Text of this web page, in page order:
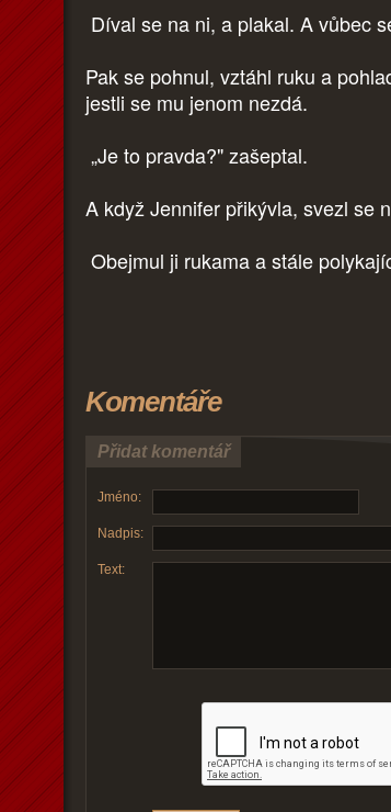
Díval se na ni, a plakal. A vůbec
Pak se pohnul, vztáhl ruku a
jestli se mu jenom nezdá.
„Je to pravda?" zašeptal.
A když Jennifer přikývla, svezl se
Obejmul ji rukama a stále
Komentáře
Přidat komentář
Jméno:
Nadpis:
Text: